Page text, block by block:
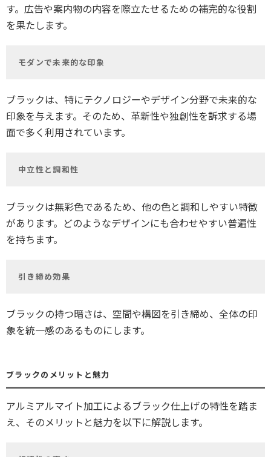
す。広告や案内物の内容を際立たせるための補完的な役割
を果たします。
モダンで未来的な印象
ブラックは、特にテクノロジーやデザイン分野で未来的な
印象を与えます。そのため、革新性や独創性を訴求する場
面で多く利用されています。
中立性と調和性
ブラックは無彩色であるため、他の色と調和しやすい特徴
があります。どのようなデザインにも合わせやすい普遍性
を持ちます。
引き締め効果
ブラックの持つ暗さは、空間や構図を引き締め、全体の印
象を統一感のあるものにします。
ブラックのメリットと魅力
アルミアルマイト加工によるブラック仕上げの特性を踏ま
え、そのメリットと魅力を以下に解説します。